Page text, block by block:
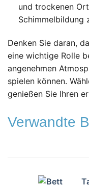
und trockenen
Schimmelbildung
Denken Sie daran,
eine wichtige Rolle
angenehmen
spielen können.
genießen Sie Ihren
Verwandte